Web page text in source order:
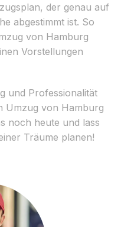
der genau auf
abgestimmt ist. So
von Hamburg
Vorstellungen
und Professionalität
Umzug von Hamburg
noch heute und lass
Träume planen!